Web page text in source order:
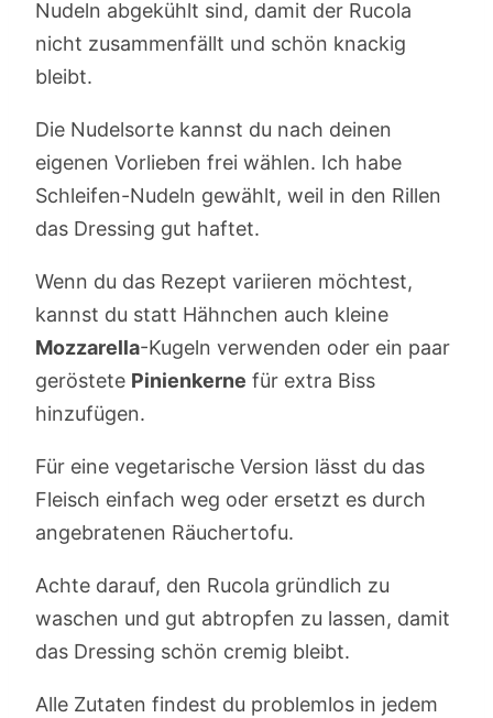
Nudeln abgekühlt sind, damit der Rucola
nicht zusammenfällt und schön knackig
bleibt.
Die Nudelsorte kannst du nach deinen
eigenen Vorlieben frei wählen. Ich habe
Schleifen-Nudeln gewählt, weil in den Rillen
das Dressing gut haftet.
Wenn du das Rezept variieren möchtest,
kannst du statt Hähnchen auch kleine
Mozzarella-Kugeln verwenden oder ein paar
geröstete Pinienkerne für extra Biss
hinzufügen.
Für eine vegetarische Version lässt du das
Fleisch einfach weg oder ersetzt es durch
angebratenen Räuchertofu.
Achte darauf, den Rucola gründlich zu
waschen und gut abtropfen zu lassen, damit
das Dressing schön cremig bleibt.
Alle Zutaten findest du problemlos in jedem